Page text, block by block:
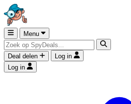
Menu
Deal delen
Log in
Log in